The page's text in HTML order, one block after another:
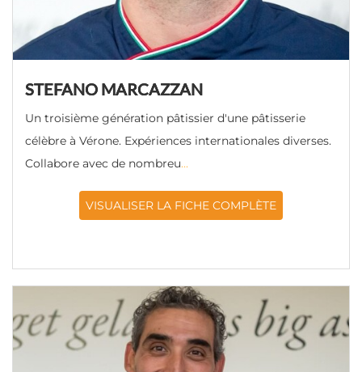
STEFANO MARCAZZAN
Un troisième génération pâtissier d'une pâtisserie
célèbre à Vérone. Expériences internationales diverses.
Collabore avec de nombreu...
VISUALISER LA FICHE COMPLÈTE